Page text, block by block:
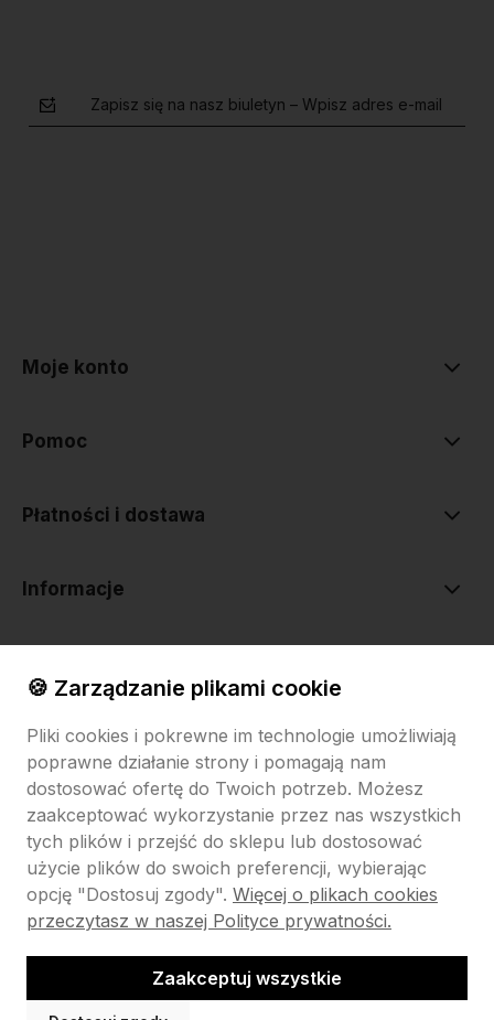
Pokaż filtry
Zapisz się na nasz biuletyn – Wpisz adres e-mail
Moje konto
Pomoc
Płatności i dostawa
Informacje
Sklep internetowy Shoper.pl Szablon Shoper Modern 3.0™
GrowCommerce
🍪 Zarządzanie plikami cookie
Pliki cookies i pokrewne im technologie umożliwiają
poprawne działanie strony i pomagają nam
dostosować ofertę do Twoich potrzeb. Możesz
zaakceptować wykorzystanie przez nas wszystkich
tych plików i przejść do sklepu lub dostosować
użycie plików do swoich preferencji, wybierając
opcję "Dostosuj zgody". Więcej o plikach cookies
przeczytasz w naszej Polityce prywatności.
Zaakceptuj wszystkie